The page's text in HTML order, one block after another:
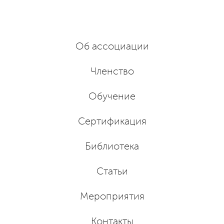
Об ассоциации
Членство
Обучение
Сертификация
Библиотека
Статьи
Мероприятия
Контакты